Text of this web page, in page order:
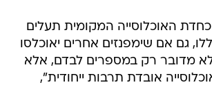
האוכלוסייה המקומית תעלים
גם אם שימפנזים אחרים יאוכלסו
מדובר רק במספרים לבדם, אלא
אובדת תרבות ייחודית",